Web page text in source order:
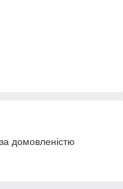
домовленістю